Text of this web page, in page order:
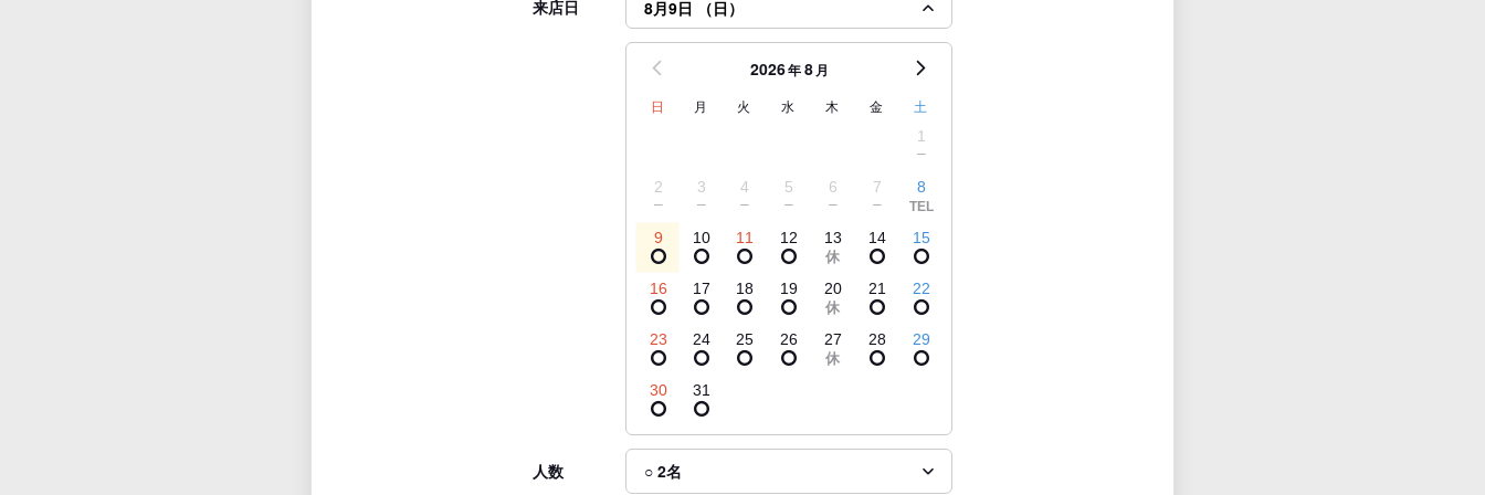
来店日 8月9日 （日）
2026年8月
日 月 火 水 木 金 土
1
2 3 4 5 6 7 8
9 10 11 12 13 14 15
16 17 18 19 20 21 22
23 24 25 26 27 28 29
30 31
人数